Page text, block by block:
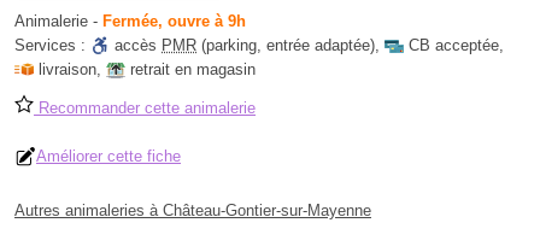
Animalerie - Fermée, ouvre à 9h
Services :
accès PMR (parking, entrée adaptée), CB acceptée,
livraison, retrait en magasin
Recommander cette animalerie
Améliorer cette fiche
Autres animaleries à Château-Gontier-sur-Mayenne